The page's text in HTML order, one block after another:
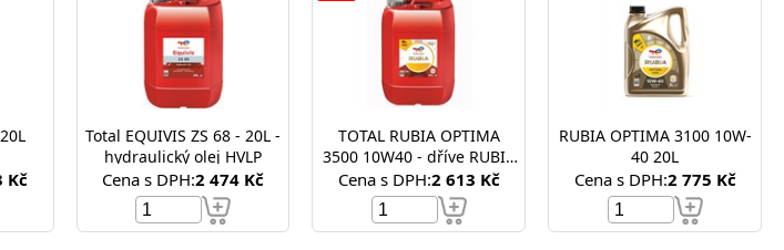
DYNATRANS MPX 20L
Kč
Total EQUIVIS ZS 68 - 20L -
hydraulický olej HVLP
Cena s DPH:2 474 Kč
TOTAL RUBIA OPTIMA
3500 10W40 - dříve RUBIA
TIR 9900 10W-40
Cena s DPH:2 613 Kč
RUBIA OPTIMA 3100 10W-
40 20L
Cena s DPH:2 775 Kč